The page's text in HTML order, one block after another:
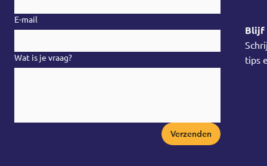
E-mail
Wat is je vraag?
Verzenden
Blijf
tips